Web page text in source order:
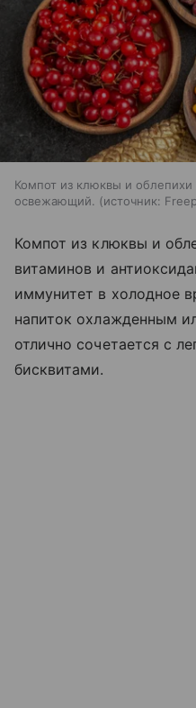
Компот из клюквы и
освежающий.
источник:
Компот из клюквы и
витаминов и
иммунитет в холодное
напиток охлажденным
отлично сочетается с
бисквитами.